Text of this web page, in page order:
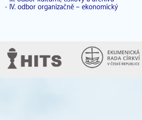
- IV. odbor organizačně – ekonomický